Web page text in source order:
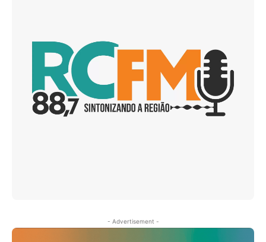
- Advertisement -